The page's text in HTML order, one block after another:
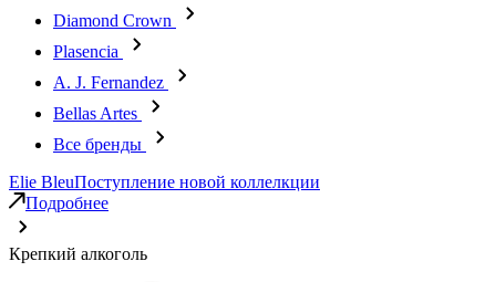
Diamond Crown
Plasencia
A. J. Fernandez
Bellas Artes
Все бренды
Elie BleuПоступление новой коллелкции
Подробнее
Крепкий алкоголь